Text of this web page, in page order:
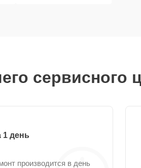
сервисного
1 день
производится в день